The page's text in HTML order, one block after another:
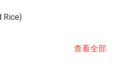
Rice)
查看全部